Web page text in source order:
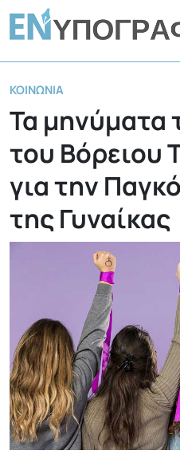
ΚΟΙΝΩΝΊΑ
Τα μηνύματα
του Βόρειου
για την
της Γυναίκας